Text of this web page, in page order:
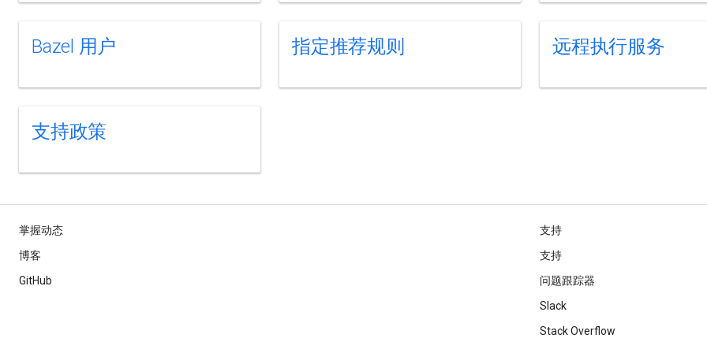
Bazel 用户 指定推荐规则 远程执行服务
支持政策
掌握动态
博客
GitHub
支持
支持
问题跟踪器
Slack
Stack Overflow